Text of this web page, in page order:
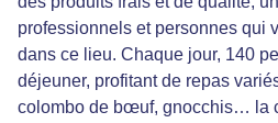
professionnels et personnes qui
dans ce lieu. Chaque jour, 140
déjeuner, profitant de repas
colombo de bœuf, gnocchis… la